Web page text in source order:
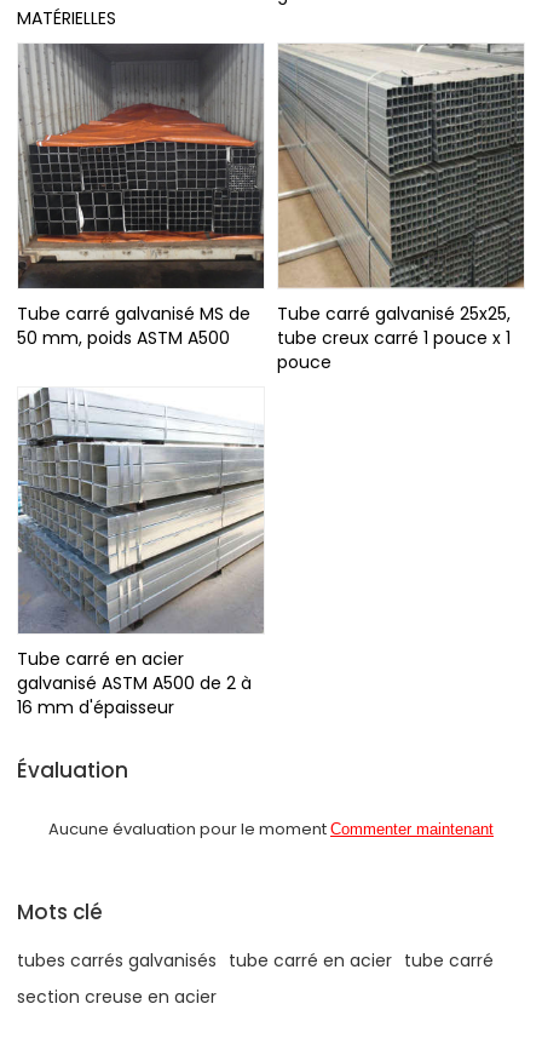
MATÉRIELLES
Tube carré galvanisé MS de
50 mm, poids ASTM A500
Tube carré galvanisé 25x25,
tube creux carré 1 pouce x 1
pouce
Tube carré en acier
galvanisé ASTM A500 de 2 à
16 mm d'épaisseur
Évaluation
Aucune évaluation pour le moment Commenter maintenant
Mots clé
tubes carrés galvanisés tube carré en acier tube carré
section creuse en acier